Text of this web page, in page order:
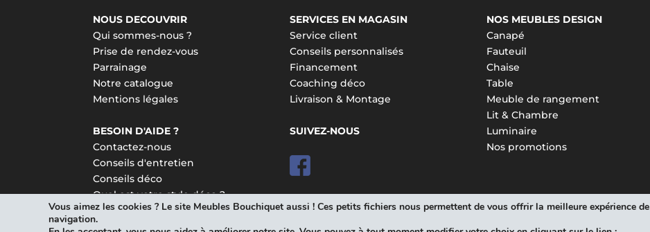
NOUS DECOUVRIR
Qui sommes-nous ?
Prise de rendez-vous
Parrainage
Notre catalogue
Mentions légales
BESOIN D'AIDE ?
Contactez-nous
Conseils d'entretien
Conseils déco
Quel est votre style déco ?
SERVICES EN MAGASIN
Service client
Conseils personnalisés
Financement
Coaching déco
Livraison & Montage
SUIVEZ-NOUS
NOS MEUBLES DESIGN
Canapé
Fauteuil
Chaise
Table
Meuble de rangement
Lit & Chambre
Luminaire
Nos promotions
Vous aimez les cookies ? Le site Meubles Bouchiquet aussi ! Ces petits fichiers nous permettent de vous offrir la meilleure expérience de
navigation.